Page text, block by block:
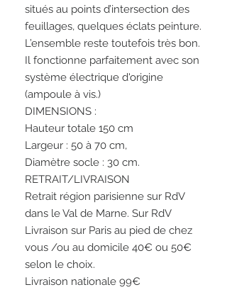
situés au points d’intersection des
feuillages, quelques éclats peinture.
L’ensemble reste toutefois très bon.
Il fonctionne parfaitement avec son
système électrique d'origine
(ampoule à vis.)
DIMENSIONS :
Hauteur totale 150 cm
Largeur : 50 à 70 cm,
Diamètre socle : 30 cm.
RETRAIT/LIVRAISON
Retrait région parisienne sur RdV
dans le Val de Marne. Sur RdV
Livraison sur Paris au pied de chez
vous /ou au domicile 40€ ou 50€
selon le choix.
Livraison nationale 99€